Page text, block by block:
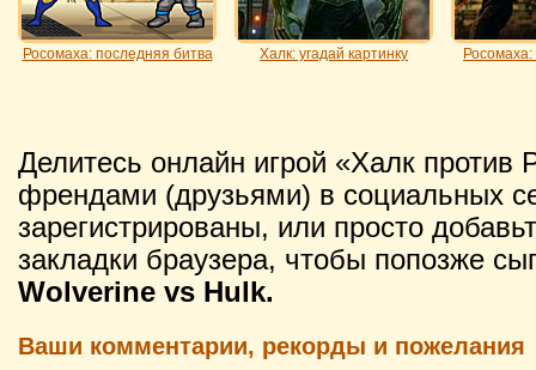
Росомаха: последняя битва Халк: угадай картинку
Делитесь онлайн игрой «Халк против
френдами (друзьями) в социальных
зарегистрированы, или просто
закладки браузера, чтобы попозже
Wolverine vs Hulk.
Ваши комментарии, рекорды и пожелания